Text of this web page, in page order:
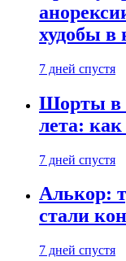
худобы в
7 дней спустя
Шорты в
лета:
7 дней спустя
Алькор:
стали
7 дней спустя